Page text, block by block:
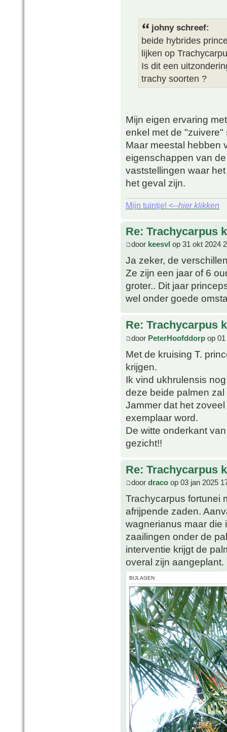
johny schreef:
beide hybrides
lijken op
Is dit een
trachy soorten ?
Mijn eigen ervaring
enkel met de
Maar meestal hebben
eigenschappen van
vaststellingen waar
het geval zijn.
Mijn tuintje! <--hier klikken
Re: Trachycarpus
door keesvl op 31 okt 2024
Ja zeker, de
Ze zijn een jaar of 6
groter.. Dit jaar
wel onder goede
Re: Trachycarpus
door PeterHoofddorp op
Met de kruising T.
krijgen.
Ik vind ukhrulensis
deze beide palmen
Jammer dat het
exemplaar word.
De witte onderkant
gezicht!!
Re: Trachycarpus
door draco op 03 jan 2025
Trachycarpus fortunei
afrijpende zaden.
wagnerianus maar die
zaailingen onder de
interventie krijgt de
overal zijn aangeplant.
BIJLAGEN